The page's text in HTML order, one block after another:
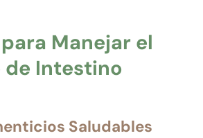
Manejar el
de Intestino
Saludables